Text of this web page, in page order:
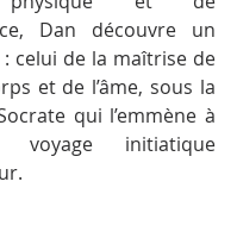
Dan découvre un
celui de la maîtrise de
et de l’âme, sous la
qui l’emmène à
initiatique